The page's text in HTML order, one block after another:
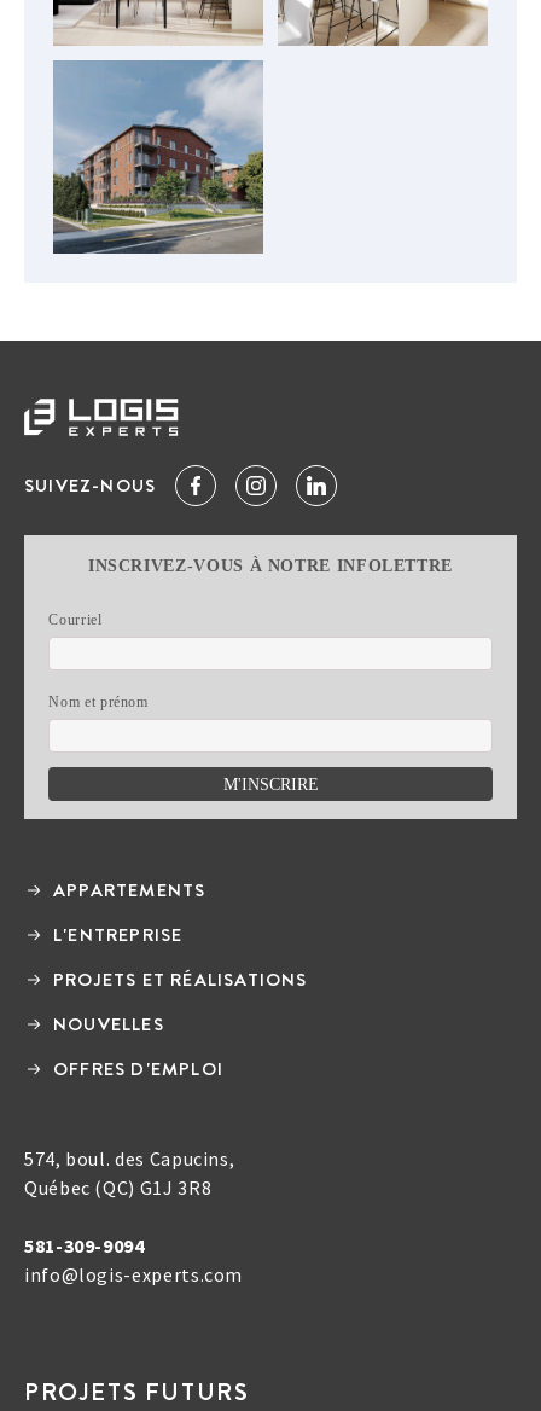
SUIVEZ-NOUS
INSCRIVEZ-VOUS À NOTRE INFOLETTRE
Courriel
Nom et prénom
APPARTEMENTS
L'ENTREPRISE
PROJETS ET RÉALISATIONS
NOUVELLES
OFFRES D'EMPLOI
574, boul. des Capucins,
Québec (QC) G1J 3R8
581-309-9094
info@logis-experts.com
PROJETS FUTURS